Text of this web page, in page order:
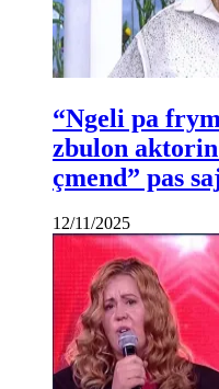
“Ngeli pa
zbulon
çmend” pas
12/11/2025